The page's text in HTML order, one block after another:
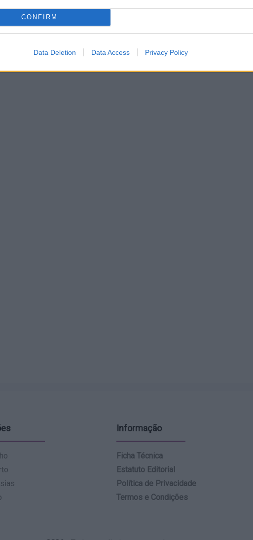
CONFIRM
Data Deletion Data Access Privacy Policy
Informação
Ficha Técnica
Estatuto Editorial
Política de Privacidade
Termos e Condições